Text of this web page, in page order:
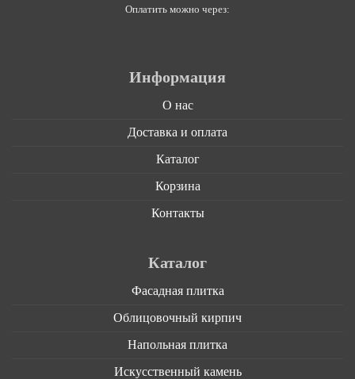
Оплатить можно через:
Информация
О нас
Доставка и оплата
Каталог
Корзина
Контакты
Каталог
Фасадная плитка
Облицовочный кирпич
Напольная плитка
Искусственный камень